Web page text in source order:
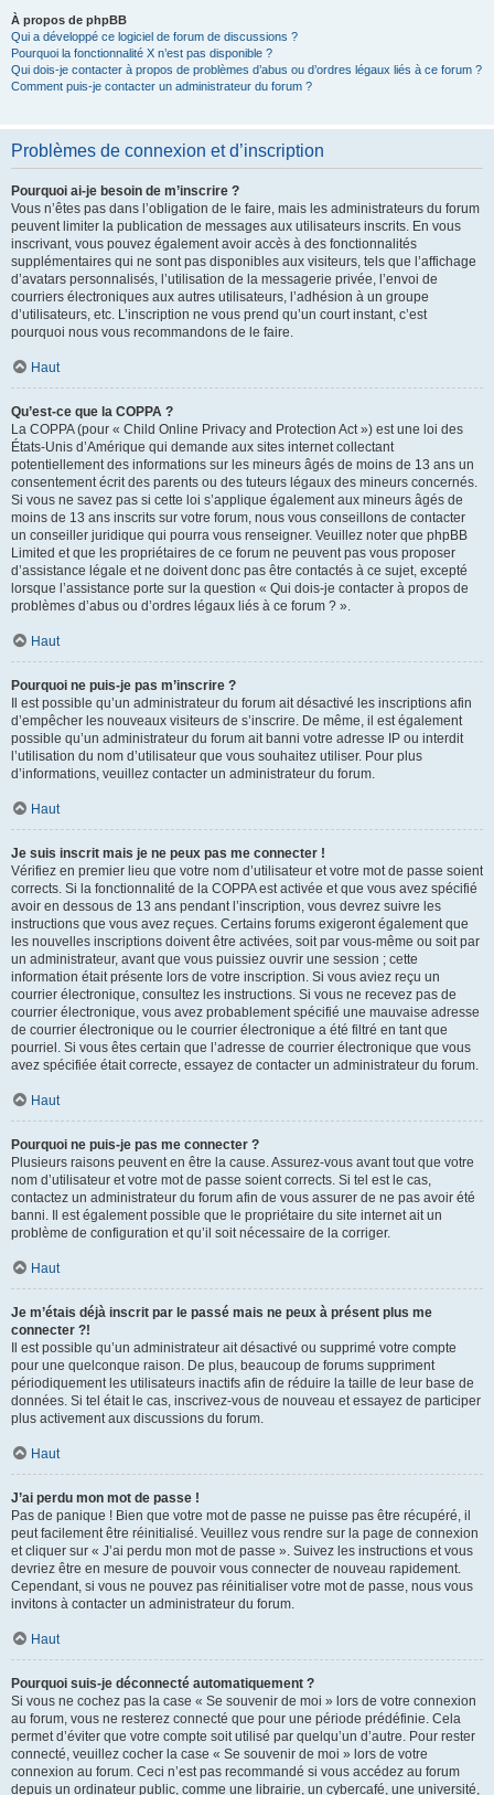
À propos de phpBB
Qui a développé ce logiciel de forum de discussions ?
Pourquoi la fonctionnalité X n’est pas disponible ?
Qui dois-je contacter à propos de problèmes d’abus ou d’ordres légaux liés à ce forum ?
Comment puis-je contacter un administrateur du forum ?
Problèmes de connexion et d’inscription
Pourquoi ai-je besoin de m’inscrire ?
Vous n’êtes pas dans l’obligation de le faire, mais les administrateurs du forum
peuvent limiter la publication de messages aux utilisateurs inscrits. En vous
inscrivant, vous pouvez également avoir accès à des fonctionnalités
supplémentaires qui ne sont pas disponibles aux visiteurs, tels que l’affichage
d’avatars personnalisés, l’utilisation de la messagerie privée, l’envoi de
courriers électroniques aux autres utilisateurs, l’adhésion à un groupe
d’utilisateurs, etc. L’inscription ne vous prend qu’un court instant, c’est
pourquoi nous vous recommandons de le faire.
Haut
Qu’est-ce que la COPPA ?
La COPPA (pour « Child Online Privacy and Protection Act ») est une loi des
États-Unis d’Amérique qui demande aux sites internet collectant
potentiellement des informations sur les mineurs âgés de moins de 13 ans un
consentement écrit des parents ou des tuteurs légaux des mineurs concernés.
Si vous ne savez pas si cette loi s’applique également aux mineurs âgés de
moins de 13 ans inscrits sur votre forum, nous vous conseillons de contacter
un conseiller juridique qui pourra vous renseigner. Veuillez noter que phpBB
Limited et que les propriétaires de ce forum ne peuvent pas vous proposer
d’assistance légale et ne doivent donc pas être contactés à ce sujet, excepté
lorsque l’assistance porte sur la question « Qui dois-je contacter à propos de
problèmes d’abus ou d’ordres légaux liés à ce forum ? ».
Haut
Pourquoi ne puis-je pas m’inscrire ?
Il est possible qu’un administrateur du forum ait désactivé les inscriptions afin
d’empêcher les nouveaux visiteurs de s’inscrire. De même, il est également
possible qu’un administrateur du forum ait banni votre adresse IP ou interdit
l’utilisation du nom d’utilisateur que vous souhaitez utiliser. Pour plus
d’informations, veuillez contacter un administrateur du forum.
Haut
Je suis inscrit mais je ne peux pas me connecter !
Vérifiez en premier lieu que votre nom d’utilisateur et votre mot de passe soient
corrects. Si la fonctionnalité de la COPPA est activée et que vous avez spécifié
avoir en dessous de 13 ans pendant l’inscription, vous devrez suivre les
instructions que vous avez reçues. Certains forums exigeront également que
les nouvelles inscriptions doivent être activées, soit par vous-même ou soit par
un administrateur, avant que vous puissiez ouvrir une session ; cette
information était présente lors de votre inscription. Si vous aviez reçu un
courrier électronique, consultez les instructions. Si vous ne recevez pas de
courrier électronique, vous avez probablement spécifié une mauvaise adresse
de courrier électronique ou le courrier électronique a été filtré en tant que
pourriel. Si vous êtes certain que l’adresse de courrier électronique que vous
avez spécifiée était correcte, essayez de contacter un administrateur du forum.
Haut
Pourquoi ne puis-je pas me connecter ?
Plusieurs raisons peuvent en être la cause. Assurez-vous avant tout que votre
nom d’utilisateur et votre mot de passe soient corrects. Si tel est le cas,
contactez un administrateur du forum afin de vous assurer de ne pas avoir été
banni. Il est également possible que le propriétaire du site internet ait un
problème de configuration et qu’il soit nécessaire de la corriger.
Haut
Je m’étais déjà inscrit par le passé mais ne peux à présent plus me
connecter ?!
Il est possible qu’un administrateur ait désactivé ou supprimé votre compte
pour une quelconque raison. De plus, beaucoup de forums suppriment
périodiquement les utilisateurs inactifs afin de réduire la taille de leur base de
données. Si tel était le cas, inscrivez-vous de nouveau et essayez de participer
plus activement aux discussions du forum.
Haut
J’ai perdu mon mot de passe !
Pas de panique ! Bien que votre mot de passe ne puisse pas être récupéré, il
peut facilement être réinitialisé. Veuillez vous rendre sur la page de connexion
et cliquer sur « J’ai perdu mon mot de passe ». Suivez les instructions et vous
devriez être en mesure de pouvoir vous connecter de nouveau rapidement.
Cependant, si vous ne pouvez pas réinitialiser votre mot de passe, nous vous
invitons à contacter un administrateur du forum.
Haut
Pourquoi suis-je déconnecté automatiquement ?
Si vous ne cochez pas la case « Se souvenir de moi » lors de votre connexion
au forum, vous ne resterez connecté que pour une période prédéfinie. Cela
permet d’éviter que votre compte soit utilisé par quelqu’un d’autre. Pour rester
connecté, veuillez cocher la case « Se souvenir de moi » lors de votre
connexion au forum. Ceci n’est pas recommandé si vous accédez au forum
depuis un ordinateur public, comme une librairie, un cybercafé, une université,